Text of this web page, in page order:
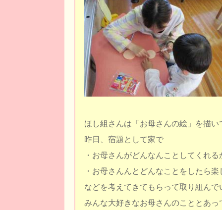
ほし組さんは「お母さんの絵」を描い
昨日、宿題として家で
・お母さんがどんなんことしてくれる
・お母さんんとどんなことをしたら楽
などを考えてきてもらって取り組んで
みんな大好きなお母さんのこととあっ